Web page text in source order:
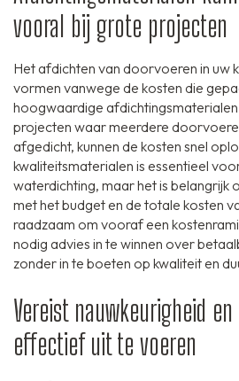
vooral bij grote projecten
Het afdichten van doorvoeren in uw
vormen vanwege de kosten die
hoogwaardige
projecten waar meerdere
afgedicht, kunnen de kosten snel
kwaliteitsmaterialen is essentieel
waterdichting, maar het is belangrijk
met het budget en de totale kosten
raadzaam om vooraf een
nodig advies in te winnen over
zonder in te boeten op kwaliteit en
Vereist nauwkeurigheid
effectief uit te voeren